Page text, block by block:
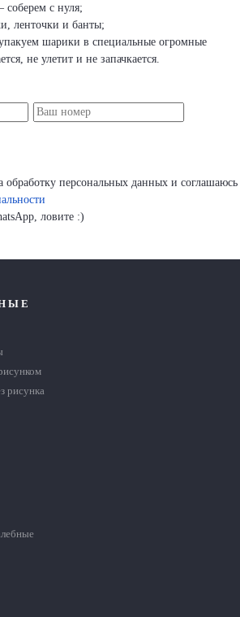
соберем с нуля;
ленточки и банты;
шapики в специальные огромные
не улетит и не запачкается.
обработку персональных данных и соглашаюсь
ловите :)
рисунка